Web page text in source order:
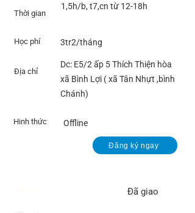
Thời gian
1,5h/b, t7,cn từ 12-18h
Học phí 3tr2/tháng
Địa chỉ
Dc: E5/2 ấp 5 Thích Thiện hòa
xã Bình Lợi ( xã Tân Nhựt ,bình
Chánh)
Hinh thức Offline
Đăng ký ngay
Đã giao